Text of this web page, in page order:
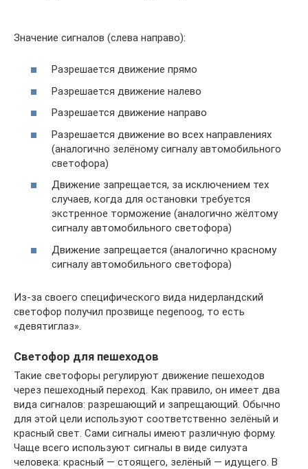
Значение сигналов (слева направо):
Разрешается движение прямо
Разрешается движение налево
Разрешается движение направо
Разрешается движение во всех направлениях
(аналогично зелёному сигналу автомобильного
светофора)
Движение запрещается, за исключением тех
случаев, когда для остановки требуется
экстренное торможение (аналогично жёлтому
сигналу автомобильного светофора)
Движение запрещается (аналогично красному
сигналу автомобильного светофора)
Из-за своего специфического вида нидерландский
светофор получил прозвище negenoog, то есть
«девятиглаз».
Светофор для пешеходов
Такие светофоры регулируют движение пешеходов
через пешеходный переход. Как правило, он имеет два
вида сигналов: разрешающий и запрещающий. Обычно
для этой цели используют соответственно зелёный и
красный свет. Сами сигналы имеют различную форму.
Чаще всего используют сигналы в виде силуэта
человека: красный — стоящего, зелёный — идущего. В